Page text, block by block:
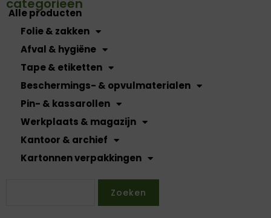
categorieën
Alle producten
Folie & zakken
Afval & hygiëne
Tape & etiketten
Beschermings- & opvulmaterialen
Pin- & kassarollen
Werkplaats & magazijn
Kantoor & archief
Kartonnen verpakkingen
Zoeken